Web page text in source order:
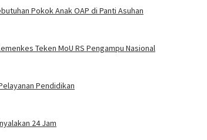
Pokok Anak OAP di Panti Asuhan
Teken MoU RS Pengampu Nasional
Pendidikan
24 Jam